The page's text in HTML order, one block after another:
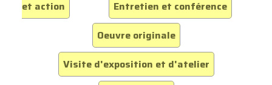
et action
Entretien et conférence
Oeuvre originale
Visite d'exposition et d'atelier